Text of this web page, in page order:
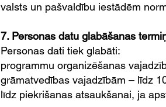
valsts un pašvaldību iestādēm
7. Personas datu glabāšanas
Personas dati tiek glabāti:
programmu organizēšanas
grāmatvedības vajadzībām – līdz
līdz piekrišanas atsaukšanai, ja